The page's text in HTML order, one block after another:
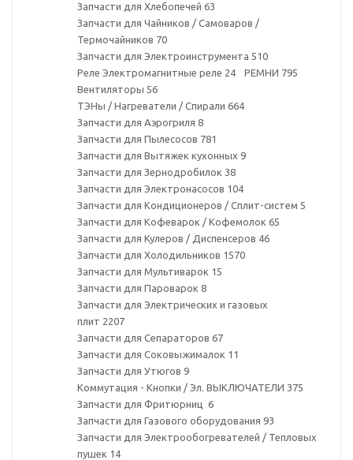
Запчасти для Хлебопечей 63
Запчасти для Чайников / Самоваров /
Термочайников 70
Запчасти для Электроинструмента 510
Реле Электромагнитные реле 24 РЕМНИ 795
Вентиляторы 56
ТЭНы / Нагреватели / Спирали 664
Запчасти для Аэрогриля 8
Запчасти для Пылесосов 781
Запчасти для Вытяжек кухонных 9
Запчасти для Зернодробилок 38
Запчасти для Электронасосов 104
Запчасти для Кондиционеров / Сплит-систем 5
Запчасти для Кофеварок / Кофемолок 65
Запчасти для Кулеров / Диспенсеров 46
Запчасти для Холодильников 1570
Запчасти для Мультиварок 15
Запчасти для Пароварок 8
Запчасти для Электрических и газовых
плит 2207
Запчасти для Сепараторов 67
Запчасти для Соковыжималок 11
Запчасти для Утюгов 9
Коммутация - Кнопки / Эл. ВЫКЛЮЧАТЕЛИ 375
Запчасти для Фритюрниц 6
Запчасти для Газового оборудования 93
Запчасти для Электрообогревателей / Тепловых
пушек 14